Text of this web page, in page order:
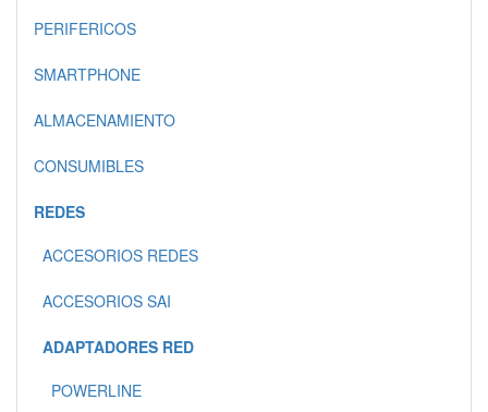
PERIFERICOS
SMARTPHONE
ALMACENAMIENTO
CONSUMIBLES
REDES
ACCESORIOS REDES
ACCESORIOS SAI
ADAPTADORES RED
POWERLINE